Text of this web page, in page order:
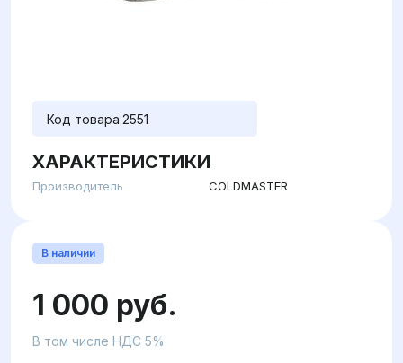
Код товара:2551
ХАРАКТЕРИСТИКИ
Производитель COLDMASTER
В наличии
1 000 руб.
В том числе НДС 5%